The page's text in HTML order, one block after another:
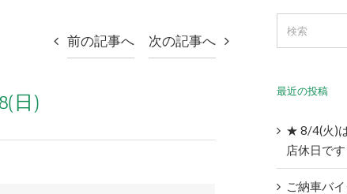
前の記事へ 次の記事へ
日) 最近の投稿
★ 8/4(火)
店休日で
ご納車バ